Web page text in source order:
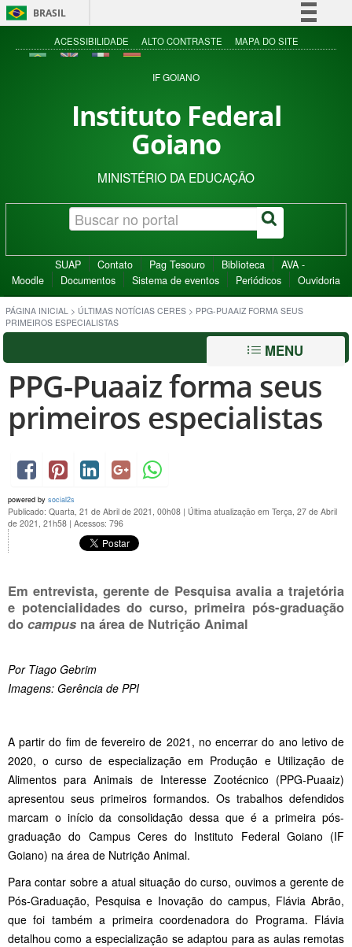
BRASIL
Simplifique!
Acesso à informação
ACESSIBILIDADE ALTO CONTRASTE MAPA DO SITE
IF GOIANO
Instituto Federal
Goiano
MINISTÉRIO DA EDUCAÇÃO
SUAP Contato Pag Tesouro Biblioteca
AVA -
Moodle
Documentos Sistema de eventos Periódicos Ouvidoria
PÁGINA INICIAL > ÚLTIMAS NOTÍCIAS CERES > PPG-PUAAIZ FORMA SEUS
PRIMEIROS ESPECIALISTAS
MENU
PPG-Puaaiz forma seus
primeiros especialistas
powered by social2s
Publicado: Quarta, 21 de Abril de 2021, 00h08 | Última atualização em Terça, 27 de Abril
de 2021, 21h58 | Acessos: 796
Em entrevista, gerente de Pesquisa avalia a trajetória
e potencialidades do curso, primeira pós-graduação
do campus na área de Nutrição Animal
Por Tiago Gebrim
Imagens: Gerência de PPI
A partir do fim de fevereiro de 2021, no encerrar do ano letivo de
2020, o curso de especialização em Produção e Utilização de
Alimentos para Animais de Interesse Zootécnico (PPG-Puaaiz)
apresentou seus primeiros formandos. Os trabalhos defendidos
marcam o início da consolidação dessa que é a primeira pós-
graduação do Campus Ceres do Instituto Federal Goiano (IF
Goiano) na área de Nutrição Animal.
Para contar sobre a atual situação do curso, ouvimos a gerente de
Pós-Graduação, Pesquisa e Inovação do campus, Flávia Abrão,
que foi também a primeira coordenadora do Programa. Flávia
detalhou como a especialização se adaptou para as aulas remotas